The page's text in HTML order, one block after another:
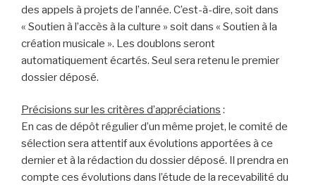
des appels à projets de l’année. C’est-à-dire, soit dans
« Soutien à l’accès à la culture » soit dans « Soutien à la
création musicale ». Les doublons seront
automatiquement écartés. Seul sera retenu le premier
dossier déposé.
Précisions sur les critères d’appréciations :
En cas de dépôt régulier d’un même projet, le comité de
sélection sera attentif aux évolutions apportées à ce
dernier et à la rédaction du dossier déposé. Il prendra en
compte ces évolutions dans l’étude de la recevabilité du